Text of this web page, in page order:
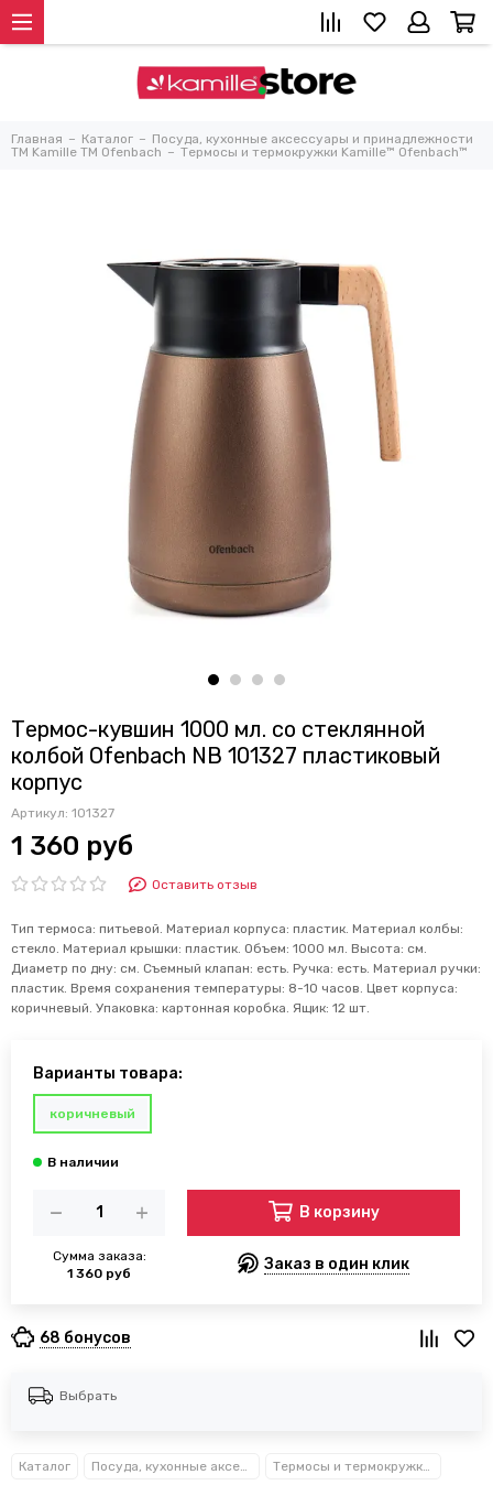
Главная Каталог
Посуда, кухонные аксессуары и принадлежности
TM Kamille TM Ofenbach
Термосы и термокружки Kamille™ Ofenbach™
Термос-кувшин 1000 мл. со стеклянной
колбой Ofenbach NB 101327 пластиковый
корпус
Артикул: 101327
1 360 руб
Оставить отзыв
Тип термоса: питьевой. Материал корпуса: пластик. Материал колбы:
стекло. Материал крышки: пластик. Объем: 1000 мл. Высота: см.
Диаметр по дну: см. Съемный клапан: есть. Ручка: есть. Материал ручки:
пластик. Время сохранения температуры: 8-10 часов. Цвет корпуса:
коричневый. Упаковка: картонная коробка. Ящик: 12 шт.
Варианты товара:
коричневый
Сумма заказа:
1 360 руб
В корзину
Заказ в один клик
68 бонусов
Выбрать
Каталог Посуда, кухонные аксессуары и принадлежности TM Kamille TM Ofenbach Термосы и термокружки Kamille™ Ofenbach™